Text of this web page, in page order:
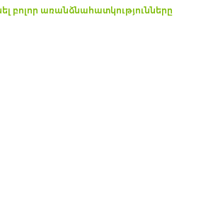
բոլոր առանձնահատկությունները